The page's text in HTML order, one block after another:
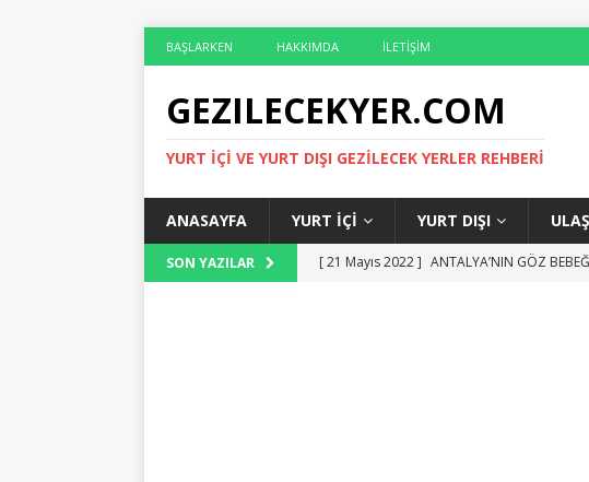
BAŞLARKEN HAKKIMDA İLETIŞIM
GEZILECEKYER.COM
YURT İÇI VE YURT DIŞI GEZILECEK YERLER REHBERI
ANASAYFA YURT İÇI YURT DIŞI
SON YAZILAR [ 21 Mayıs 2022 ] ANTALYA’NIN GÖZ